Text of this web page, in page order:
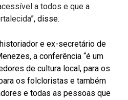
a todos e que a
”, disse.
e ex-secretário de
a conferência “é um
de cultura local, para os
os folcloristas e também
e todas as pessoas que